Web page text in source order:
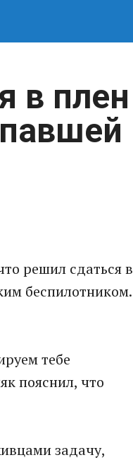
в плен
решил сдаться в
беспилотником.
тебе
пояснил, что
задачу,